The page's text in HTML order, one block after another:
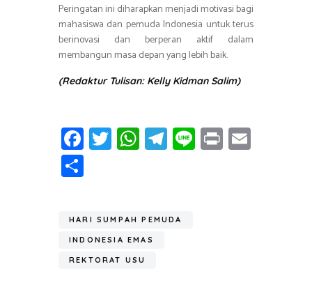
Peringatan ini diharapkan menjadi motivasi bagi
mahasiswa dan pemuda Indonesia untuk terus
berinovasi dan berperan aktif dalam
membangun masa depan yang lebih baik.
(Redaktur Tulisan: Kelly Kidman Salim)
Fa
ce
ok
T
wi
W
h
A
p
p
T
el
a
Li
n
Pr
in
ar
e
HARI SUMPAH PEMUDA
INDONESIA EMAS
REKTORAT USU